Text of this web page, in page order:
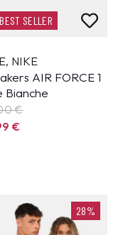
SELLER
, NIKE
AIR FORCE 1
Bianche
€
€
28%